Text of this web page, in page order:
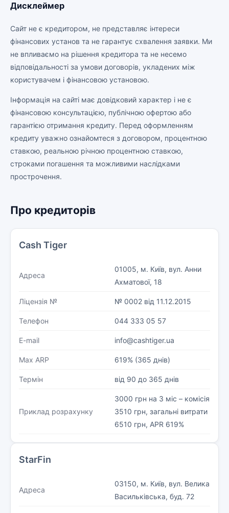
Дисклеймер
Сайт не є кредитором, не представляє інтереси
фінансових установ та не гарантує схвалення заявки. Ми
не впливаємо на рішення кредитора та не несемо
відповідальності за умови договорів, укладених між
користувачем і фінансовою установою.
Інформація на сайті має довідковий характер і не є
фінансовою консультацією, публічною офертою або
гарантією отримання кредиту. Перед оформленням
кредиту уважно ознайомтеся з договором, процентною
ставкою, реальною річною процентною ставкою,
строками погашення та можливими наслідками
прострочення.
Про кредиторів
Cash Tiger
Адреса
01005, м. Київ, вул. Анни
Ахматової, 18
Ліцензія № № 0002 від 11.12.2015
Телефон 044 333 05 57
E-mail info@cashtiger.ua
Max ARP 619% (365 днів)
Термін від 90 до 365 днів
Приклад розрахунку
3000 грн на 3 міс – комісія
3510 грн, загальні витрати
6510 грн, APR 619%
StarFin
Адреса
03150, м. Київ, вул. Велика
Васильківська, буд. 72